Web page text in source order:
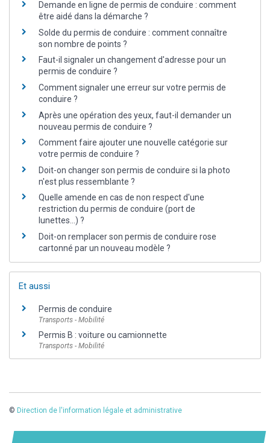
Demande en ligne de permis de conduire : comment
être aidé dans la démarche ?
Solde du permis de conduire : comment connaître
son nombre de points ?
Faut-il signaler un changement d'adresse pour un
permis de conduire ?
Comment signaler une erreur sur votre permis de
conduire ?
Après une opération des yeux, faut-il demander un
nouveau permis de conduire ?
Comment faire ajouter une nouvelle catégorie sur
votre permis de conduire ?
Doit-on changer son permis de conduire si la photo
n'est plus ressemblante ?
Quelle amende en cas de non respect d'une
restriction du permis de conduire (port de
lunettes...) ?
Doit-on remplacer son permis de conduire rose
cartonné par un nouveau modèle ?
Et aussi
Permis de conduire
Transports - Mobilité
Permis B : voiture ou camionnette
Transports - Mobilité
© Direction de l'information légale et administrative